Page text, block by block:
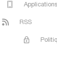
RSS